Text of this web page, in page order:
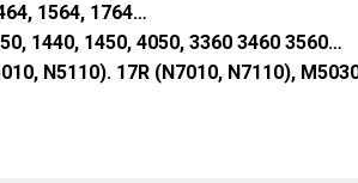
1564, 1764…
1440, 1450, 4050, 3360 3460 3560…
N5110). 17R (N7010, N7110),